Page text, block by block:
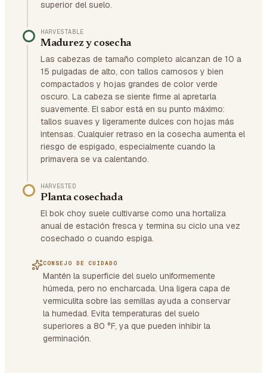
superior del suelo.
HARVESTABLE
Madurez y cosecha
Las cabezas de tamaño completo alcanzan de 10 a
15 pulgadas de alto, con tallos carnosos y bien
compactados y hojas grandes de color verde
oscuro. La cabeza se siente firme al apretarla
suavemente. El sabor está en su punto máximo:
tallos suaves y ligeramente dulces con hojas más
intensas. Cualquier retraso en la cosecha aumenta el
riesgo de espigado, especialmente cuando la
primavera se va calentando.
HARVESTED
Planta cosechada
El bok choy suele cultivarse como una hortaliza
anual de estación fresca y termina su ciclo una vez
cosechado o cuando espiga.
CONSEJO DE CUIDADO
Mantén la superficie del suelo uniformemente
húmeda, pero no encharcada. Una ligera capa de
vermiculita sobre las semillas ayuda a conservar
la humedad. Evita temperaturas del suelo
superiores a 80 °F, ya que pueden inhibir la
germinación.